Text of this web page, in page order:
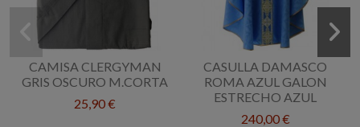
CAMISA CLERGYMAN
GRIS OSCURO M.CORTA
25,90 €
CASULLA DAMASCO
ROMA AZUL GALON
ESTRECHO AZUL
240,00 €